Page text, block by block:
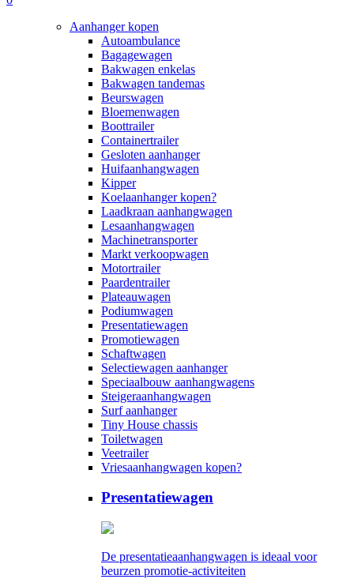
Aanhanger kopen
Autoambulance
Bagagewagen
Bakwagen enkelas
Bakwagen tandemas
Beurswagen
Bloemenwagen
Boottrailer
Containertrailer
Gesloten aanhanger
Huifaanhangwagen
Kipper
Koelaanhanger kopen?
Laadkraan aanhangwagen
Lesaanhangwagen
Machinetransporter
Markt verkoopwagen
Motortrailer
Paardentrailer
Plateauwagen
Podiumwagen
Presentatiewagen
Promotiewagen
Schaftwagen
Selectiewagen aanhanger
Speciaalbouw aanhangwagens
Steigeraanhangwagen
Surf aanhanger
Tiny House chassis
Toiletwagen
Veetrailer
Vriesaanhangwagen kopen?
Presentatiewagen
De presentatieaanhangwagen is ideaal voor
beurzen promotie-activiteiten